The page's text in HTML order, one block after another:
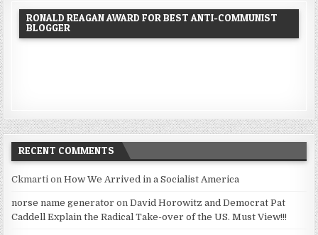
RONALD REAGAN AWARD FOR BEST ANTI-COMMUNIST
BLOGGER
RECENT COMMENTS
Ckmarti onHow We Arrived in a Socialist America
norse name generator onDavid Horowitz and Democrat Pat
Caddell Explain the Radical Take-over of the US. Must View!!!